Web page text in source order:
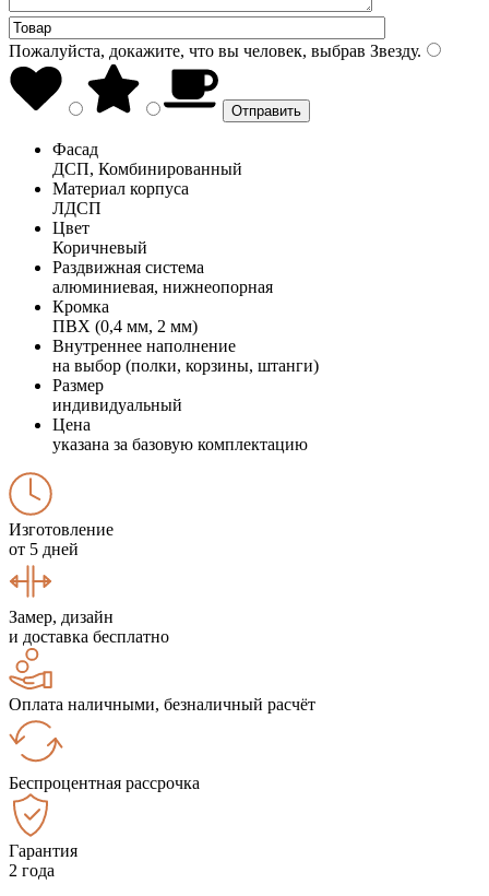
Пожалуйста, докажите, что вы человек, выбрав Звезду.
Фасад
ДСП, Комбинированный
Материал корпуса
ЛДСП
Цвет
Коричневый
Раздвижная система
алюминиевая, нижнеопорная
Кромка
ПВХ (0,4 мм, 2 мм)
Внутреннее наполнение
на выбор (полки, корзины, штанги)
Размер
индивидуальный
Цена
указана за базовую комплектацию
Изготовление
от 5 дней
Замер, дизайн
и доставка бесплатно
Оплата наличными, безналичный расчёт
Беспроцентная рассрочка
Гарантия
2 года